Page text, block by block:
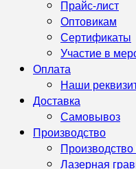
Прайс-лист
Оптовикам
Сертификаты
Участие в
Оплата
Наши
Доставка
Самовывоз
Производство
Лазерная